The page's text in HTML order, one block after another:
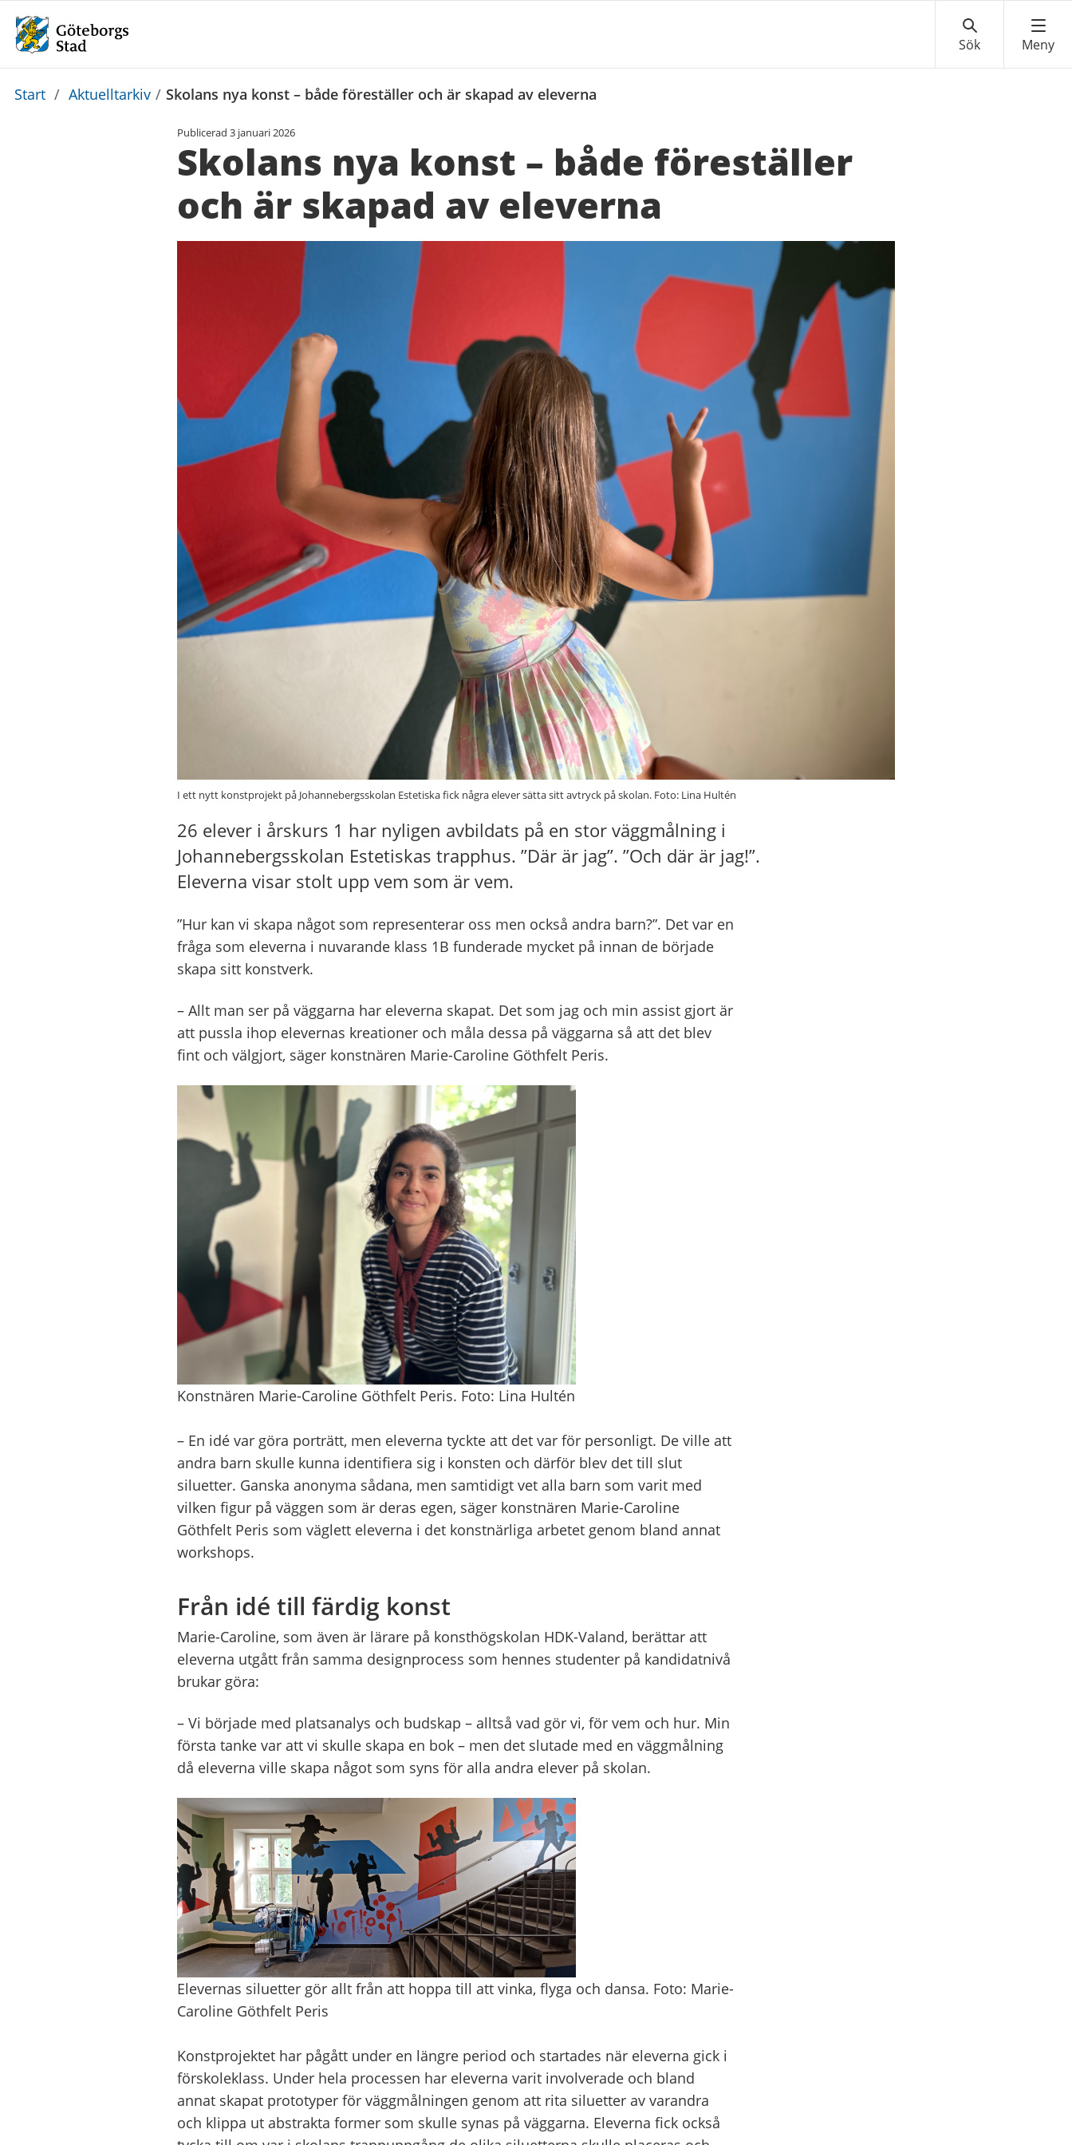
Du
Start / Aktuelltarkiv / Skolans nya konst – både föreställer och är skapad av eleverna
Publicerad 3 januari 2026
Skolans nya konst – både föreställer
och är skapad av eleverna
I ett nytt konstprojekt på Johannebergsskolan Estetiska fick några elever sätta sitt avtryck på skolan. Foto: Lina Hultén
26 elever i årskurs 1 har nyligen avbildats på en stor väggmålning i
Johannebergsskolan Estetiskas trapphus. ”Där är jag”. ”Och där är jag!”.
Eleverna visar stolt upp vem som är vem.
”Hur kan vi skapa något som representerar oss men också andra barn?”. Det var en
fråga som eleverna i nuvarande klass 1B funderade mycket på innan de började
skapa sitt konstverk.
– Allt man ser på väggarna har eleverna skapat. Det som jag och min assist gjort är
att pussla ihop elevernas kreationer och måla dessa på väggarna så att det blev
fint och välgjort, säger konstnären Marie-Caroline Göthfelt Peris.
Konstnären Marie-Caroline Göthfelt Peris. Foto: Lina Hultén
– En idé var göra porträtt, men eleverna tyckte att det var för personligt. De ville att
andra barn skulle kunna identifiera sig i konsten och därför blev det till slut
siluetter. Ganska anonyma sådana, men samtidigt vet alla barn som varit med
vilken figur på väggen som är deras egen, säger konstnären Marie-Caroline
Göthfelt Peris som väglett eleverna i det konstnärliga arbetet genom bland annat
workshops.
Från idé till färdig konst
Marie-Caroline, som även är lärare på konsthögskolan HDK-Valand, berättar att
eleverna utgått från samma designprocess som hennes studenter på kandidatnivå
brukar göra:
– Vi började med platsanalys och budskap – alltså vad gör vi, för vem och hur. Min
första tanke var att vi skulle skapa en bok – men det slutade med en väggmålning
då eleverna ville skapa något som syns för alla andra elever på skolan.
Elevernas siluetter gör allt från att hoppa till att vinka, flyga och dansa. Foto: Marie-
Caroline Göthfelt Peris
Konstprojektet har pågått under en längre period och startades när eleverna gick i
förskoleklass. Under hela processen har eleverna varit involverade och bland
annat skapat prototyper för väggmålningen genom att rita siluetter av varandra
och klippa ut abstrakta former som skulle synas på väggarna. Eleverna fick också